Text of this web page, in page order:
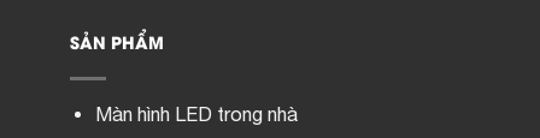
SẢN PHẨM
Màn hình LED trong nhà